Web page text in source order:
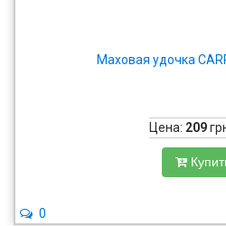
Маховая удочка
Цена: 209
0